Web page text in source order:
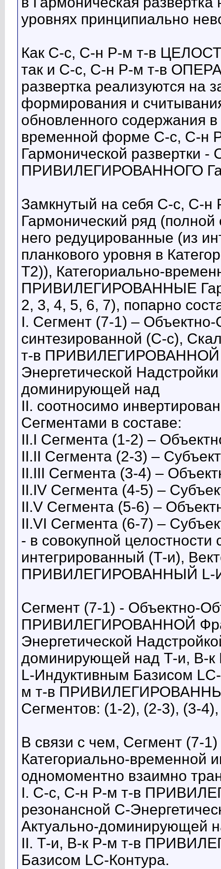
уровнях принципиально
Как С-с, С-н Р-м т-в
так и С-с, С-н Р-м т-в
развертка реализуются на
формирования и
обновленного содержания
временной форме С-с, С-
Гармонической развертки
ПРИВИЛЕГИРОВАННОГО
Замкнутый на себя С-с,
Гармонический ряд
него редуцированные (из
планкового уровня в
Т2)), Категориально-
ПРИВИЛЕГИРОВАННЫЕ
2, 3, 4, 5, 6, 7), попарно
I. Сегмент (7-1) –
синтезированной (С-с),
т-в ПРИВИЛЕГИРОВАННОЙ
Энергетической
доминирующей над
II. соотносимо
Сегментами в составе:
II.I Сегмента (1-2) –
II.II Сегмента (2-3) –
II.III Сегмента (3-4) –
II.IV Сегмента (4-5) –
II.V Сегмента (5-6) –
II.VI Сегмента (6-7) –
- в совокупной
интегрированный (Т-и),
ПРИВИЛЕГИРОВАННЫЙ L-
Сегмент (7-1) - Объектно-
ПРИВИЛЕГИРОВАННОЙ
Энергетической
доминирующей над Т-и,
L-Индуктивным Базисом
м т-в
Сегментов: (1-2), (2-3), (3-
В связи с чем, Сегмент (7-
Категориально-временной
одномоментно взаимно
I. С-с, С-н Р-м т-в
резонансной С-
Актуально-доминирующей
II. Т-и, В-к Р-м т-в
Базисом LC-Контура.